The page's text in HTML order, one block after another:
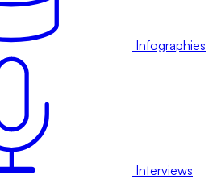
Infographies
Interviews